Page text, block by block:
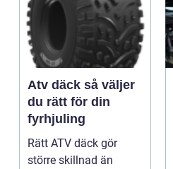
Atv däck så väljer
du rätt för din
fyrhjuling
Rätt ATV däck gör
större skillnad än